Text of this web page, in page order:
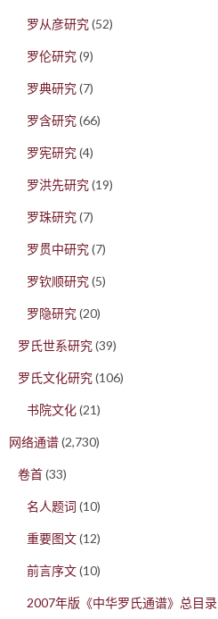
罗从彦研究(52)
罗伦研究(9)
罗典研究(7)
罗含研究(66)
罗宪研究(4)
罗洪先研究(19)
罗珠研究(7)
罗贯中研究(7)
罗钦顺研究(5)
罗隐研究(20)
罗氏世系研究(39)
罗氏文化研究(106)
书院文化(21)
网络通谱(2,730)
卷首(33)
名人题词 (10)
重要图文(12)
前言序文(10)
2007年版《中华罗氏通谱》总目录